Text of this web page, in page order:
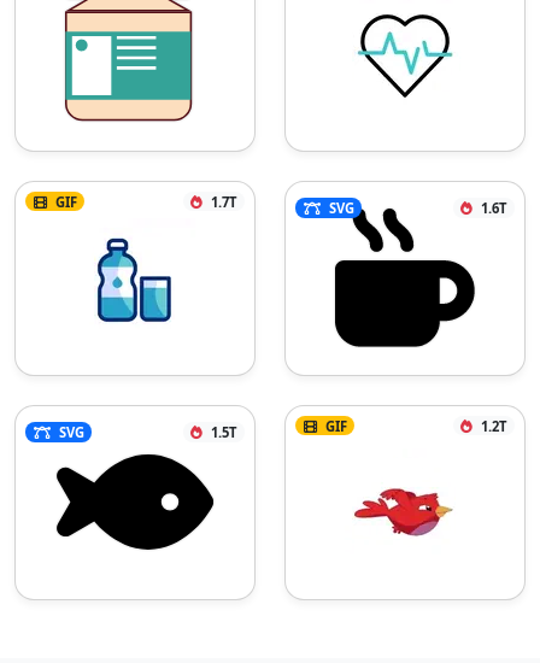
GIF 1.7T SVG 1.6T
SVG 1.5T GIF 1.2T